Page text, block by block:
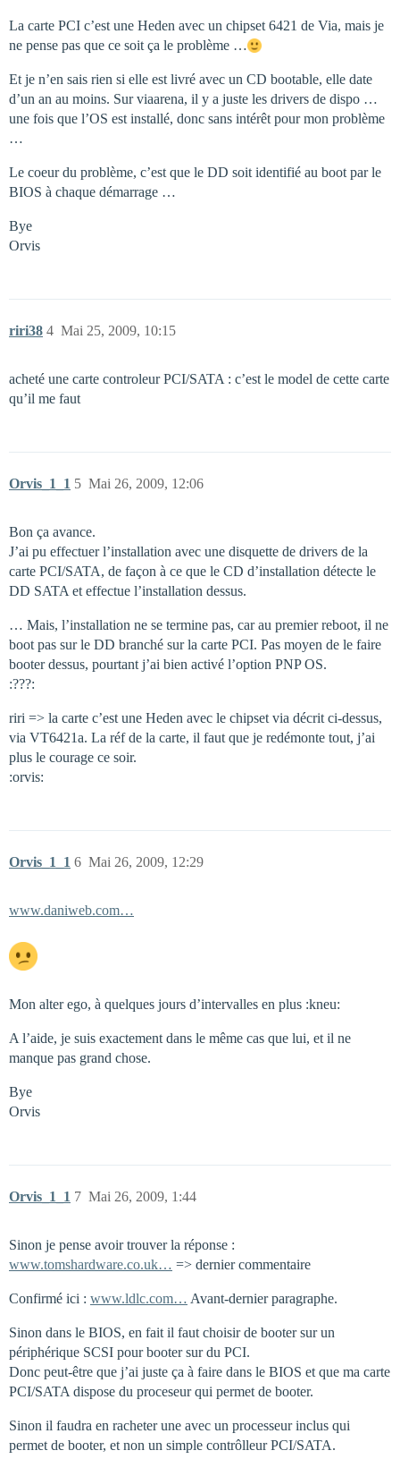
La carte PCI c’est une Heden avec un chipset 6421 de Via, mais je
ne pense pas que ce soit ça le problème …
Et je n’en sais rien si elle est livré avec un CD bootable, elle date
d’un an au moins. Sur viaarena, il y a juste les drivers de dispo …
une fois que l’OS est installé, donc sans intérêt pour mon problème
…
Le coeur du problème, c’est que le DD soit identifié au boot par le
BIOS à chaque démarrage …
Bye
Orvis
riri38 Mai 25, 2009, 10:15
4
acheté une carte controleur PCI/SATA : c’est le model de cette carte
qu’il me faut
Orvis_1_1 Mai 26, 2009, 12:06
5
Bon ça avance.
J’ai pu effectuer l’installation avec une disquette de drivers de la
carte PCI/SATA, de façon à ce que le CD d’installation détecte le
DD SATA et effectue l’installation dessus.
… Mais, l’installation ne se termine pas, car au premier reboot, il ne
boot pas sur le DD branché sur la carte PCI. Pas moyen de le faire
booter dessus, pourtant j’ai bien activé l’option PNP OS.
:???:
riri => la carte c’est une Heden avec le chipset via décrit ci-dessus,
via VT6421a. La réf de la carte, il faut que je redémonte tout, j’ai
plus le courage ce soir.
:orvis:
Orvis_1_1 Mai 26, 2009, 12:29
6
www.daniweb.com…
Mon alter ego, à quelques jours d’intervalles en plus :kneu:
A l’aide, je suis exactement dans le même cas que lui, et il ne
manque pas grand chose.
Bye
Orvis
Orvis_1_1 Mai 26, 2009, 1:44
7
Sinon je pense avoir trouver la réponse :
www.tomshardware.co.uk… => dernier commentaire
Confirmé ici : www.ldlc.com… Avant-dernier paragraphe.
Sinon dans le BIOS, en fait il faut choisir de booter sur un
périphérique SCSI pour booter sur du PCI.
Donc peut-être que j’ai juste ça à faire dans le BIOS et que ma carte
PCI/SATA dispose du proceseur qui permet de booter.
Sinon il faudra en racheter une avec un processeur inclus qui
permet de booter, et non un simple contrôlleur PCI/SATA.